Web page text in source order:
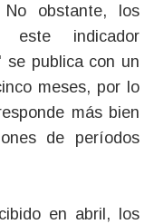
No obstante, los
este indicador
se publica con un
meses, por lo
más bien
de períodos
en abril, los